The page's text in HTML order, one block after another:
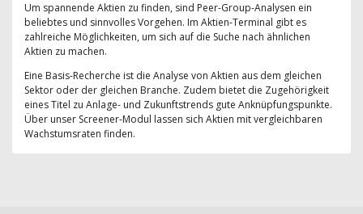
Um spannende Aktien zu finden, sind Peer-Group-Analysen ein
beliebtes und sinnvolles Vorgehen. Im Aktien-Terminal gibt es
zahlreiche Möglichkeiten, um sich auf die Suche nach ähnlichen
Aktien zu machen.
Eine Basis-Recherche ist die Analyse von Aktien aus dem gleichen
Sektor oder der gleichen Branche. Zudem bietet die Zugehörigkeit
eines Titel zu Anlage- und Zukunftstrends gute Anknüpfungspunkte.
Über unser Screener-Modul lassen sich Aktien mit vergleichbaren
Wachstumsraten finden.